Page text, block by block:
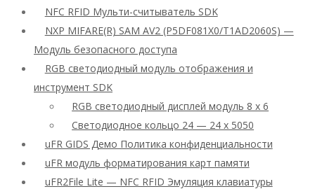
NFC RFID Мульти-считыватель SDK
NXP MIFARE(R) SAM AV2 (P5DF081X0/T1AD2060S) —
Модуль безопасного доступа
RGB светодиодный модуль отображения и
инструмент SDK
RGB светодиодный дисплей модуль 8 x 6
Светодиодное кольцо 24 — 24 x 5050
uFR GIDS Демо Политика конфиденциальности
uFR модуль форматирования карт памяти
uFR2File Lite — NFC RFID Эмуляция клавиатуры